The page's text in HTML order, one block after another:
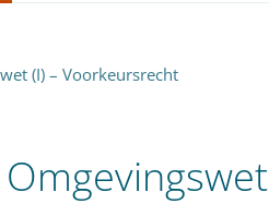
(I) – Voorkeursrecht